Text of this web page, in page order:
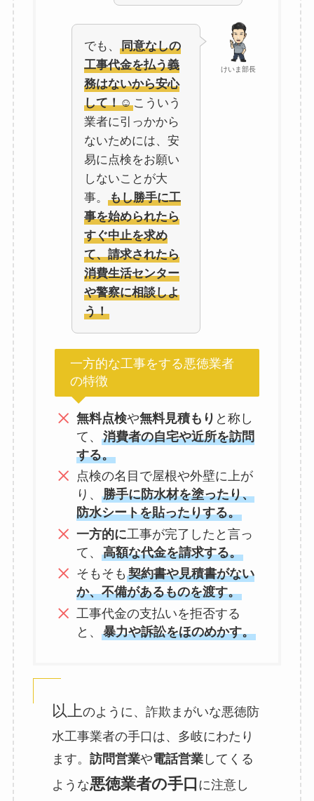
けいま部長
でも、
同意なしの
工事代金を払う義
務はないから安心
して！☺️こういう
業者に引っかから
ないためには、安
易に点検をお願い
しないことが大
事。
もし勝手に工
事を始められたら
すぐ中止を求め
て、請求されたら
消費生活センター
や警察に相談しよ
う！
一方的な工事をする悪徳業者
の特徴
無料点検や無料見積もり と称し
て、 消費者の自宅や近所を訪問
する。
点検の名目で屋根や外壁に上が
り、 勝手に防水材を塗ったり、
防水シートを貼ったりする。
一方的に工事が完了したと言っ
て、 高額な代金を請求する。
そもそも 契約書や見積書がない
か、不備があるものを渡す。
工事代金の支払いを拒否する
と、 暴力や訴訟をほのめかす。
以上のように、詐欺まがいな悪徳防
水工事業者の手口は、多岐にわたり
ます。 訪問営業や電話営業してくる
ような悪徳業者の手口 に注意し